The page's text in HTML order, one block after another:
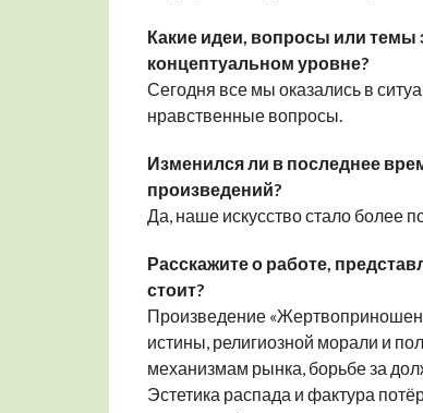
Какие идеи, вопросы или темы
концептуальном уровне?
Сегодня все мы оказались в
нравственные вопросы.
Изменился ли в последнее
произведений?
Да, наше искусство стало более
Расскажите о работе,
стоит?
Произведение
истины, религиозной морали и
механизмам рынка, борьбе за
Эстетика распада и фактура